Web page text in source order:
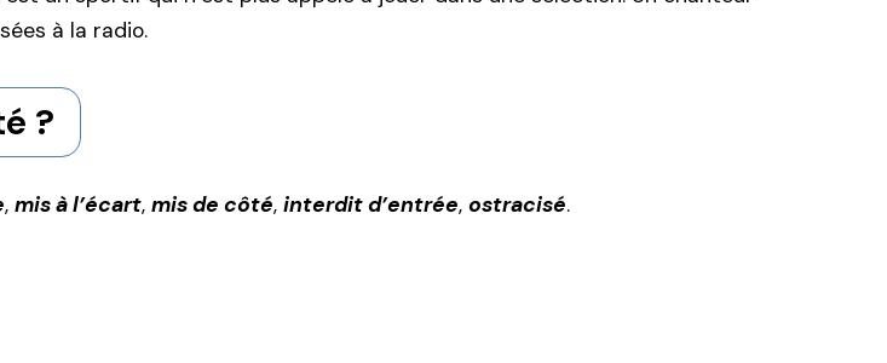
à la radio.
?
, mis à l’écart, mis de côté, interdit d’entrée, ostracisé.